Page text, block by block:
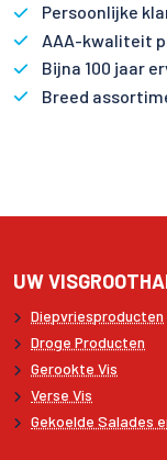
Persoonlijke
AAA-kwaliteit
Bijna 100 jaar
Breed
UW
Diepvriesproducten
Droge Producten
Gerookte Vis
Verse Vis
Gekoelde Salades